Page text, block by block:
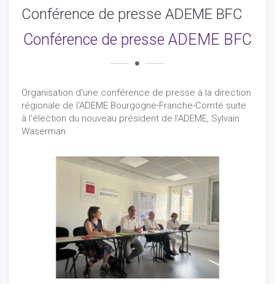
Conférence de presse ADEME BFC
Conférence de presse ADEME BFC
Organisation d'une conférence de presse à la direction
régionale de l'ADEME Bourgogne-Franche-Comté suite
à l'élection du nouveau président de l'ADEME, Sylvain
Waserman.